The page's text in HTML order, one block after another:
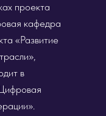
проекта
кафедра
«Развитие
в